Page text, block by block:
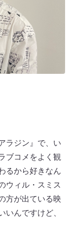
ラジン』で、い
ブコメをよく観
るから好きなん
ウィル・スミス
方が出ている映
いんですけど、